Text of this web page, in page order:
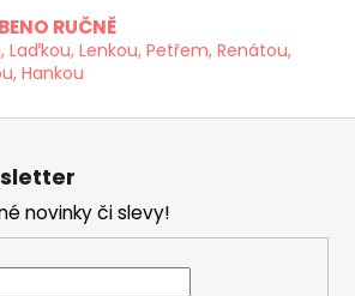
v
k
ý
s
u
RUČNĚ
Laďkou, Lenkou, Petřem, Renátou,
Hankou
novinky či slevy!